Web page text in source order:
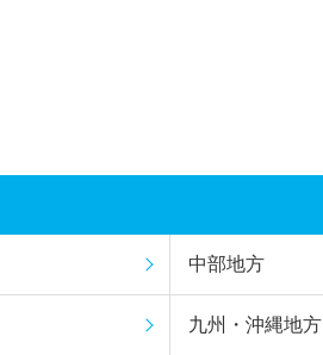
中部地方
九州・沖縄地方